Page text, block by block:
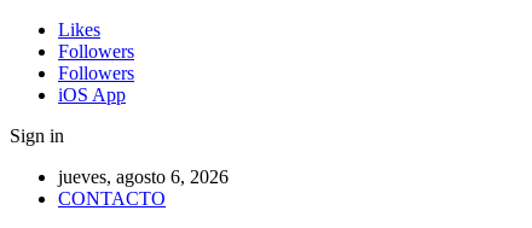
Likes
Followers
Followers
iOS App
Sign in
jueves, agosto 6, 2026
CONTACTO